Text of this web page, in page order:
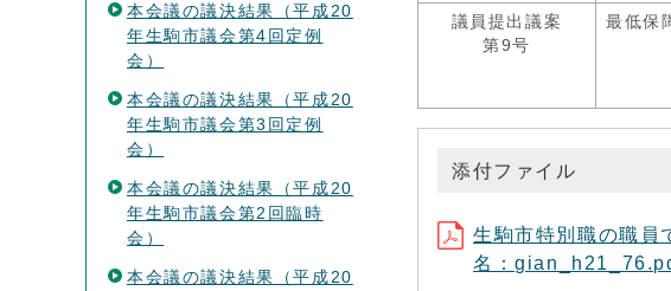
議員提出議案
第9号
最低保
添付ファイル
生駒市特別職の職員
名：
本会議の議決結果（平成20
年生駒市議会第4回定例
会）
本会議の議決結果（平成20
年生駒市議会第3回定例
会）
本会議の議決結果（平成20
年生駒市議会第2回臨時
会）
本会議の議決結果（平成20